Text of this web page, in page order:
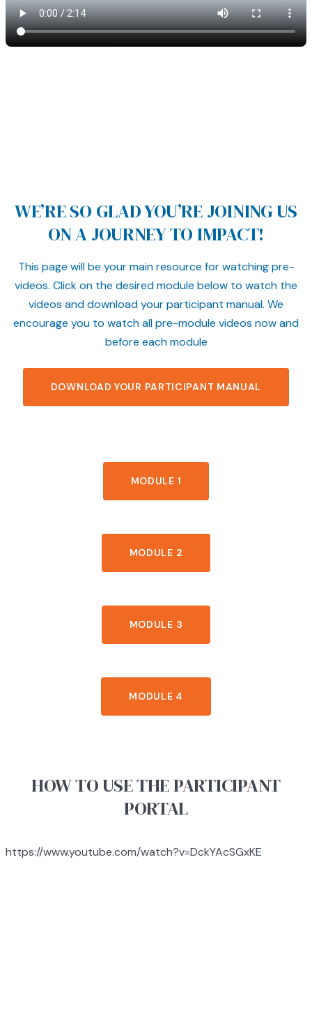
WE’RE SO GLAD YOU’RE JOINING US
ON A JOURNEY TO IMPACT!
This page will be your main resource for watching pre-
videos. Click on the desired module below to watch the
videos and download your participant manual. We
encourage you to watch all pre-module videos now and
before each module
DOWNLOAD YOUR PARTICIPANT MANUAL
MODULE 1
MODULE 2
MODULE 3
MODULE 4
HOW TO USE THE PARTICIPANT
PORTAL
https://www.youtube.com/watch?v=DckYAcSGxKE